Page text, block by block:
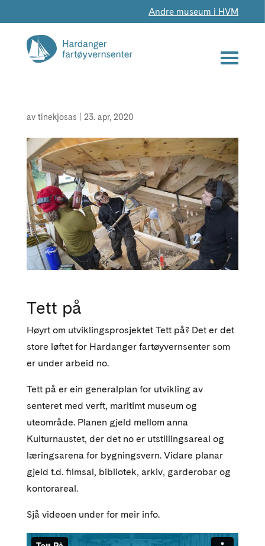
Andre museum i HVM
av tinekjosas 23. apr, 2020
Tett på
Høyrt om utviklingsprosjektet Tett på? Det er det
store løftet for Hardanger fartøyvernsenter som
er under arbeid no.
Tett på er ein generalplan for utvikling av
senteret med verft, maritimt museum og
uteområde. Planen gjeld mellom anna
Kulturnaustet, der det no er utstillingsareal og
læringsarena for bygningsvern. Vidare planar
gjeld t.d. filmsal, bibliotek, arkiv, garderobar og
kontorareal.
Sjå videoen under for meir info.